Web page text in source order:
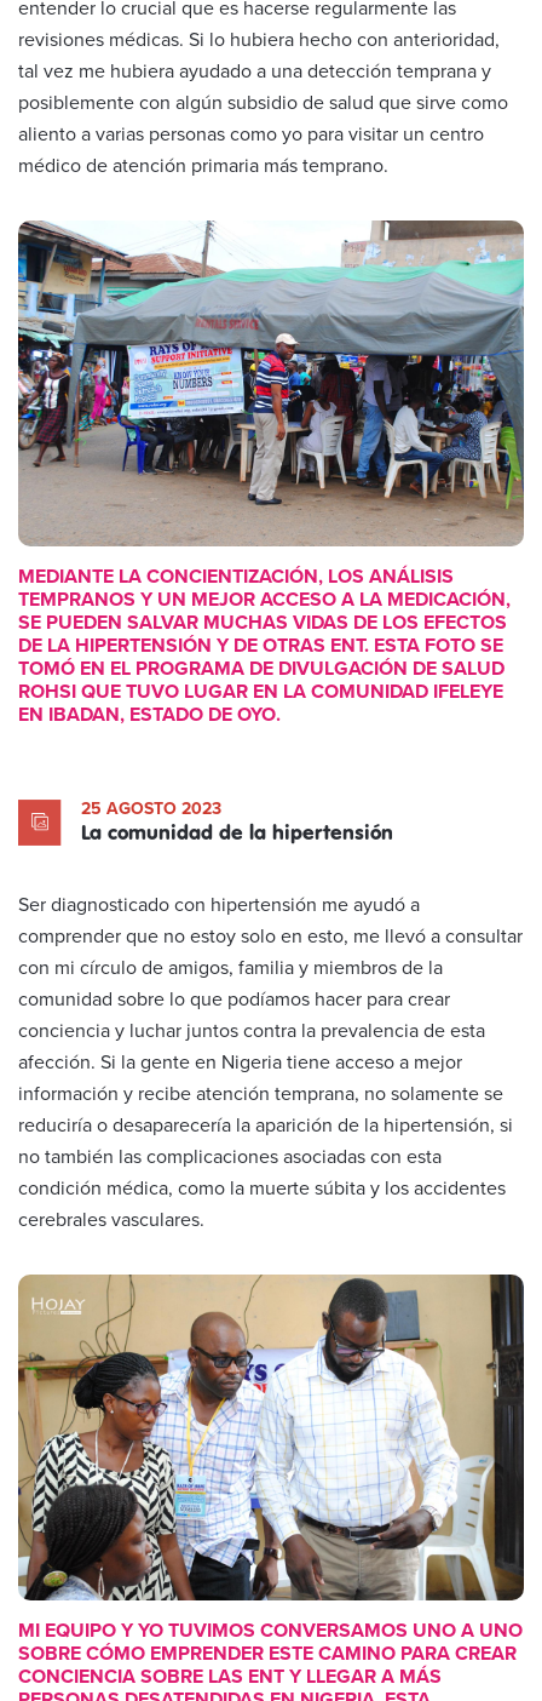
entender lo crucial que es hacerse regularmente las
revisiones médicas. Si lo hubiera hecho con anterioridad,
tal vez me hubiera ayudado a una detección temprana y
posiblemente con algún subsidio de salud que sirve como
aliento a varias personas como yo para visitar un centro
médico de atención primaria más temprano.
MEDIANTE LA CONCIENTIZACIÓN, LOS ANÁLISIS
TEMPRANOS Y UN MEJOR ACCESO A LA MEDICACIÓN,
SE PUEDEN SALVAR MUCHAS VIDAS DE LOS EFECTOS
DE LA HIPERTENSIÓN Y DE OTRAS ENT. ESTA FOTO SE
TOMÓ EN EL PROGRAMA DE DIVULGACIÓN DE SALUD
ROHSI QUE TUVO LUGAR EN LA COMUNIDAD IFELEYE
EN IBADAN, ESTADO DE OYO.
25 AGOSTO 2023
La comunidad de la hipertensión
Ser diagnosticado con hipertensión me ayudó a
comprender que no estoy solo en esto, me llevó a consultar
con mi círculo de amigos, familia y miembros de la
comunidad sobre lo que podíamos hacer para crear
conciencia y luchar juntos contra la prevalencia de esta
afección. Si la gente en Nigeria tiene acceso a mejor
información y recibe atención temprana, no solamente se
reduciría o desaparecería la aparición de la hipertensión, si
no también las complicaciones asociadas con esta
condición médica, como la muerte súbita y los accidentes
cerebrales vasculares.
MI EQUIPO Y YO TUVIMOS CONVERSAMOS UNO A UNO
SOBRE CÓMO EMPRENDER ESTE CAMINO PARA CREAR
CONCIENCIA SOBRE LAS ENT Y LLEGAR A MÁS